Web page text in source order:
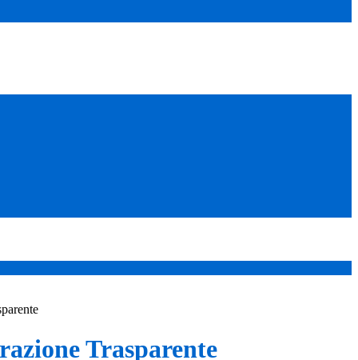
Trasparente